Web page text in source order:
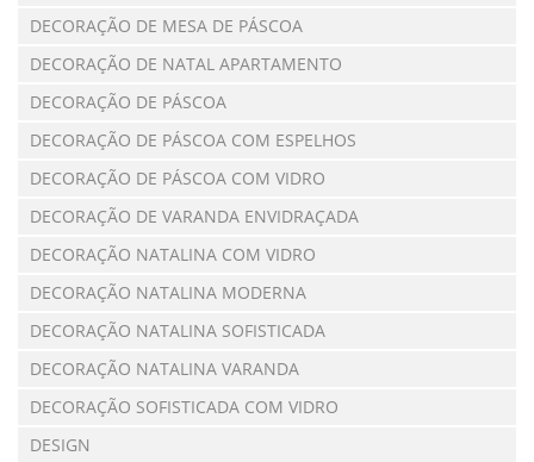
DECORAÇÃO DE MESA DE PÁSCOA
DECORAÇÃO DE NATAL APARTAMENTO
DECORAÇÃO DE PÁSCOA
DECORAÇÃO DE PÁSCOA COM ESPELHOS
DECORAÇÃO DE PÁSCOA COM VIDRO
DECORAÇÃO DE VARANDA ENVIDRAÇADA
DECORAÇÃO NATALINA COM VIDRO
DECORAÇÃO NATALINA MODERNA
DECORAÇÃO NATALINA SOFISTICADA
DECORAÇÃO NATALINA VARANDA
DECORAÇÃO SOFISTICADA COM VIDRO
DESIGN